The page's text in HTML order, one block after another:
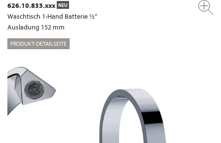
626.10.833.xxx NEU
Waschtisch 1-Hand Batterie ½“
Ausladung 152 mm
PRODUKT-DETAILSEITE